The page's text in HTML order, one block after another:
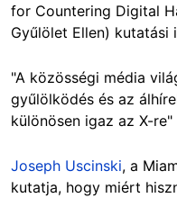
for Countering Digital
Gyűlölet Ellen) kutatási
"A közösségi média
gyűlölködés és az
különösen igaz az X-
Joseph Uscinski, a
kutatja, hogy miért